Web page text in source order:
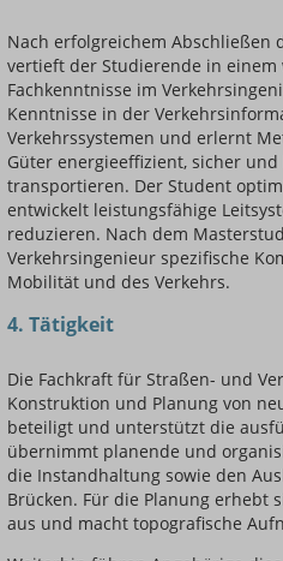
Nach erfolgreichem Abschließen
vertieft der Studierende in
Fachkenntnisse im
Kenntnisse in der
Verkehrssystemen und erlernt
Güter energieeffizient, sicher
transportieren. Der Student
entwickelt leistungsfähige
reduzieren. Nach dem
Verkehrsingenieur spezifische
Mobilität und des Verkehrs.
4. Tätigkeit
Die Fachkraft für Straßen- und
Konstruktion und Planung von
beteiligt und unterstützt die
übernimmt planende und
die Instandhaltung sowie den
Brücken. Für die Planung erhebt
aus und macht topografische